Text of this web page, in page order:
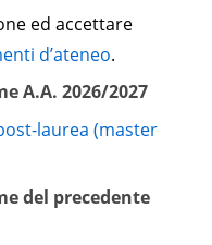
9
9
E
ed accettare
d’ateneo.
A.A. 2026/2027
laurea (master
del precedente